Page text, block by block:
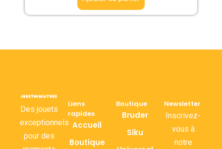
Des jouets
exceptionnels
pour des
Liens
rapides
Accueil
Boutique
Boutique
Bruder
Siku
Newsletter
Inscrivez-
vous à
notre